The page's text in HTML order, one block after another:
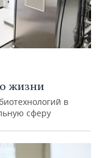
жизни
в
сферу